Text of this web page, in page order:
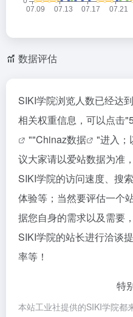
数据评估
SIKI学院浏览人数已经达
相关权重信息，可以点击"
""Chinaz数据
"进入；
议大家请以爱站数据为准
SIKI学院的访问速度、搜
体验等；当然要评估一个
据您自身的需求以及需要
SIKI学院的站长进行洽谈
率等！
特
本站工业社提供的SIKI学院都